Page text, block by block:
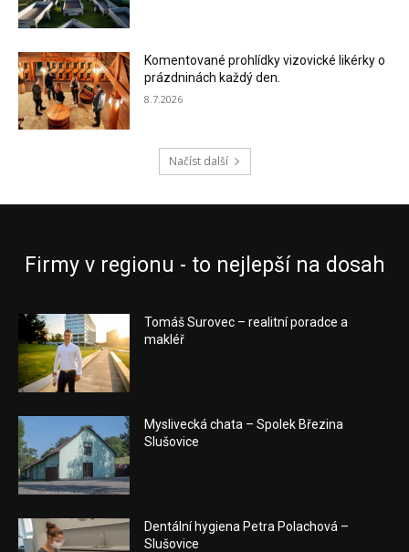
Komentované prohlídky vizovické likérky o
prázdninách každý den.
8.7.2026
Načíst další
Firmy v regionu - to nejlepší na dosah
Tomáš Surovec – realitní poradce a
makléř
Myslivecká chata – Spolek Březina
Slušovice
Dentální hygiena Petra Polachová –
Slušovice